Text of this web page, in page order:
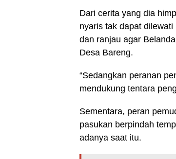
Dari cerita yang dia
nyaris tak dapat
dan ranjau agar
Desa Bareng.
“Sedangkan peranan
mendukung tentara
Sementara, peran
pasukan berpindah
adanya saat itu.